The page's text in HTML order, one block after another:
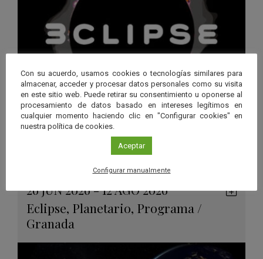
“3CLIPSE”, una experiencia
inmersiva para descubrir los
26 JUN 2026 - 12 AGO 2026
Eclipse, Planetario, Programa /
Granada
Con su acuerdo, usamos cookies o tecnologías similares para
almacenar, acceder y procesar datos personales como su visita
en este sitio web. Puede retirar su consentimiento u oponerse al
procesamiento de datos basado en intereses legítimos en
cualquier momento haciendo clic en "Configurar cookies" en
nuestra política de cookies.
Aceptar
Configurar manualmente